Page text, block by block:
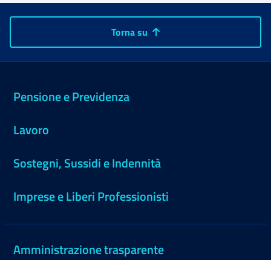
Torna su
Pensione e Previdenza
Lavoro
Sostegni, Sussidi e Indennità
Imprese e Liberi Professionisti
Amministrazione trasparente